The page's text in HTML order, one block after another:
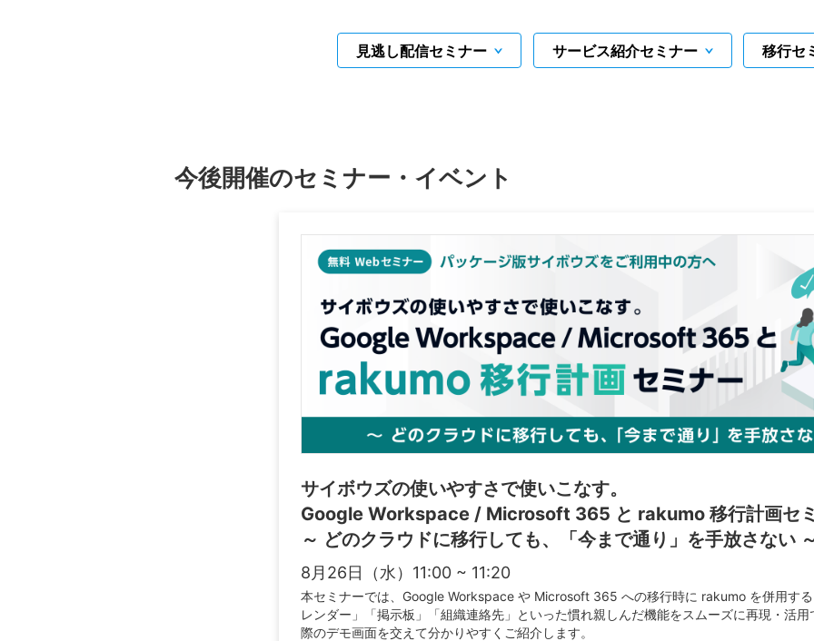
見逃し配信セミナー サービス紹介セミナー 移行セ
今後開催のセミナー・イベント
サイボウズの使いやすさで使いこなす。
Google Workspace / Microsoft 365 と rakumo 移行計画セ
～ どのクラウドに移行しても、「今まで通り」を手放さない
8月26日（水）11:00 ~ 11:20
本セミナーでは、Google Workspace や Microsoft 365 への移行時に rakumo を併用す
レンダー」「掲示板」「組織連絡先」といった慣れ親しんだ機能をスムーズに再現・活
際のデモ画面を交えて分かりやすくご紹介します。